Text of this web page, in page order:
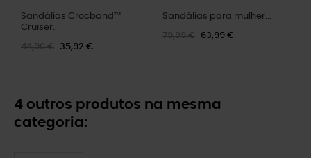
Sandálias Crocband™
Cruiser...
44,90 € 35,92 €
Sandálias para mulher...
79,99 € 63,99 €
4 outros produtos na mesma
categoria: